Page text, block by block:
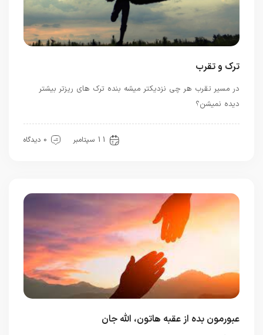
ترک و تقرب
در مسیر تقرب هر چی نزدیکتر میشه بنده ترک های ریزتر بیشتر
دیده نمیشن؟
11 سپتامبر 0 دیدگاه
عبورمون بده از عقبه هاتون، الله جان